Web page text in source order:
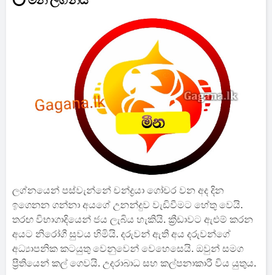
ලග්නයෙන් පස්වැන්නේ චන්ද්‍රයා ගෝචර වන අද දින
ඉගෙනන ගන්නා අයගේ උනන්දුව වැඩිවීමට හේතු වෙයි.
තරඟ විභාගාදියෙන් ජය ලැබිය හැකියි. ක්‍රීඩාවට ඇළුම් කරන
අයට නිරෝගී සුවය හිමියි. දරුවන් ඇති අය දරුවන්ගේ
අධ්‍යාපනික කටයුතු වෙනුවෙන් වෙහෙසෙයි. ඔවුන් සමග
ප්‍රීතියෙන් කල් ගෙවයි. උදරාබාධ සහ කල්පනාකාරී විය යුතුය.